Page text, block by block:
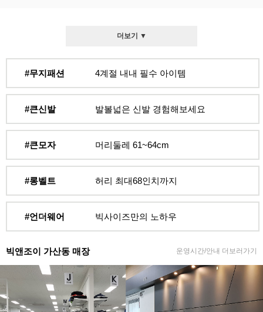
더보기 ▼
#무지패션 4계절 내내 필수 아이템
#큰신발 발볼넓은 신발 경험해보세요
#큰모자 머리둘레 61~64cm
#롱벨트 허리 최대68인치까지
#언더웨어 빅사이즈만의 노하우
빅앤조이 가산동 매장 운영시간/안내 더보러가기